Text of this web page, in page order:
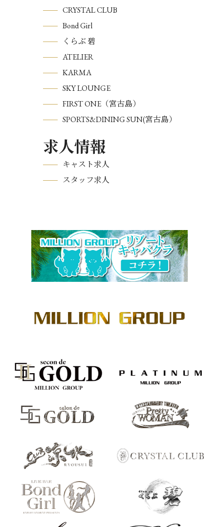
CRYSTAL CLUB
Bond Girl
くらぶ 碧
ATELIER
KARMA
SKY LOUNGE
FIRST ONE（宮古島）
SPORTS&DINING SUN(宮古島）
求人情報
キャスト求人
スタッフ求人